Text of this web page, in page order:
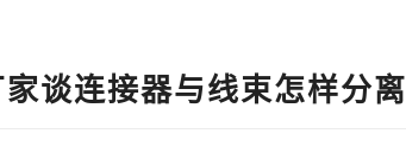
谈连接器与线束怎样分离